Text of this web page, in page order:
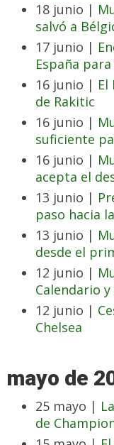
18 junio |
salvó a
17 junio |
España
16 junio | El
de Rakitic
16 junio |
suficiente
16 junio |
acepta el
13 junio |
paso hacia
13 junio |
desde el
12 junio |
Calendario
12 junio |
Chelsea
mayo de
25 mayo |
de